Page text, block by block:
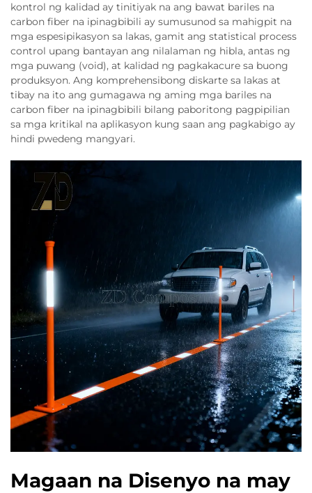
kontrol ng kalidad ay tinitiyak na ang bawat bariles na
carbon fiber na ipinagbibili ay sumusunod sa mahigpit na
mga espesipikasyon sa lakas, gamit ang statistical process
control upang bantayan ang nilalaman ng hibla, antas ng
mga puwang (void), at kalidad ng pagkakacure sa buong
produksyon. Ang komprehensibong diskarte sa lakas at
tibay na ito ang gumagawa ng aming mga bariles na
carbon fiber na ipinagbibili bilang paboritong pagpipilian
sa mga kritikal na aplikasyon kung saan ang pagkabigo ay
hindi pwedeng mangyari.
Magaan na Disenyo na may